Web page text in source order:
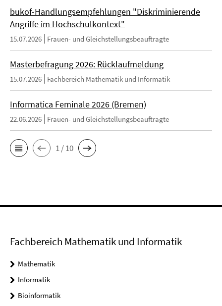
bukof-Handlungsempfehlungen "Diskriminierende
Angriffe im Hochschulkontext"
15.07.2026 Frauen- und Gleichstellungsbeauftragte
Masterbefragung 2026: Rücklaufmeldung
15.07.2026 Fachbereich Mathematik und Informatik
Informatica Feminale 2026 (Bremen)
22.06.2026 Frauen- und Gleichstellungsbeauftragte
1 / 10
Fachbereich Mathematik und Informatik
Mathematik
Informatik
Bioinformatik